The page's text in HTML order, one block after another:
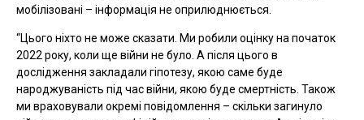
мобілізовані – інформація не оприлюднюється.
“Цього ніхто не може сказати. Ми робили оцінку на початок
2022 року, коли ще війни не було. А після цього в
дослідження закладали гіпотезу, якою саме буде
народжуваність під час війни, якою буде смертність. Також
ми враховували окремі повідомлення – скільки загинуло